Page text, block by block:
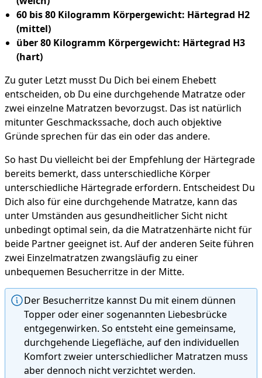
60 bis 80 Kilogramm Körpergewicht: Härtegrad H2
(mittel)
über 80 Kilogramm Körpergewicht: Härtegrad H3
(hart)
Zu guter Letzt musst Du Dich bei einem Ehebett
entscheiden, ob Du eine durchgehende Matratze oder
zwei einzelne Matratzen bevorzugst. Das ist natürlich
mitunter Geschmackssache, doch auch objektive
Gründe sprechen für das ein oder das andere.
So hast Du vielleicht bei der Empfehlung der Härtegrade
bereits bemerkt, dass unterschiedliche Körper
unterschiedliche Härtegrade erfordern. Entscheidest Du
Dich also für eine durchgehende Matratze, kann das
unter Umständen aus gesundheitlicher Sicht nicht
unbedingt optimal sein, da die Matratzenhärte nicht für
beide Partner geeignet ist. Auf der anderen Seite führen
zwei Einzelmatratzen zwangsläufig zu einer
unbequemen Besucherritze in der Mitte.
Der Besucherritze kannst Du mit einem dünnen
Topper oder einer sogenannten Liebesbrücke
entgegenwirken. So entsteht eine gemeinsame,
durchgehende Liegefläche, auf den individuellen
Komfort zweier unterschiedlicher Matratzen muss
aber dennoch nicht verzichtet werden.